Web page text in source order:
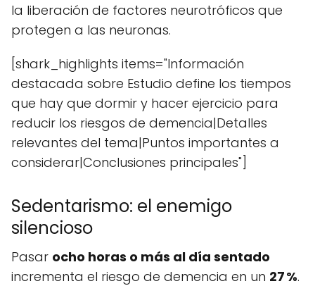
la liberación de factores neurotróficos que
protegen a las neuronas.
[shark_highlights items="Información
destacada sobre Estudio define los tiempos
que hay que dormir y hacer ejercicio para
reducir los riesgos de demencia|Detalles
relevantes del tema|Puntos importantes a
considerar|Conclusiones principales"]
Sedentarismo: el enemigo
silencioso
Pasar ocho horas o más al día sentado
incrementa el riesgo de demencia en un 27 %.